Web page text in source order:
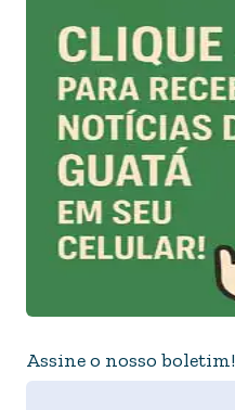
Assine o nosso boletim!